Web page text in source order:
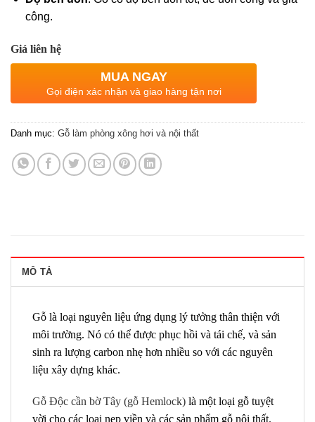
công.
Giá liên hệ
MUA NGAY
Gọi điện xác nhận và giao hàng tận nơi
Danh mục: Gỗ làm phòng xông hơi và nội thất
MÔ TẢ
Gỗ là loại nguyên liệu ứng dụng lý tưởng thân thiện với
môi trường. Nó có thể được phục hồi và tái chế, và sản
sinh ra lượng carbon nhẹ hơn nhiều so với các nguyên
liệu xây dựng khác.
Gỗ Độc cần bờ Tây (gỗ Hemlock) là một loại gỗ tuyệt
vời cho các loại nẹp viền và các sản phẩm gỗ nội thất.